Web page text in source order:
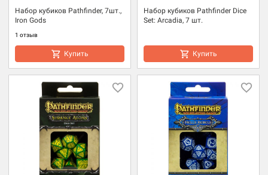
Набор кубиков Pathfinder, 7шт.,
Iron Gods
1 отзыв
Купить
Набор кубиков Pathfinder Dice
Set: Arcadia, 7 шт.
Купить